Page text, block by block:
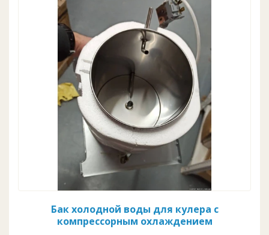
Бак холодной воды для кулера с
компрессорным охлаждением